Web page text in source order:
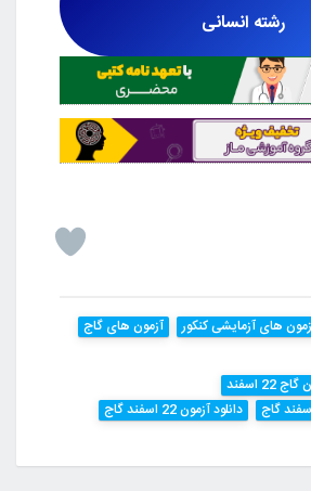
رشته انسانی
های آزمایشی کنکور
آزمون های گاج
22 اسفند
دانلود آزمون 22 اسفند گاج